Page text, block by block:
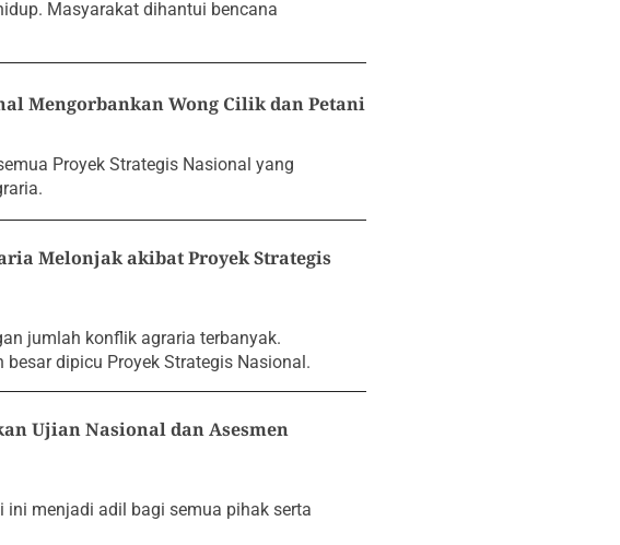
Masyarakat dihantui bencana
Mengorbankan Wong Cilik dan Petani
Proyek Strategis Nasional yang
Melonjak akibat Proyek Strategis
jumlah konflik agraria terbanyak.
dipicu Proyek Strategis Nasional.
Ujian Nasional dan Asesmen
menjadi adil bagi semua pihak serta